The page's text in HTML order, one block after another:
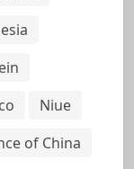
Niue
of China